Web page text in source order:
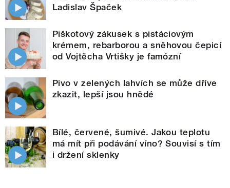
Ladislav Špaček
Piškotový zákusek s pistáciovým
krémem, rebarborou a sněhovou čepicí
od Vojtěcha Vrtišky je famózní
Pivo v zelených lahvích se může dříve
zkazit, lepší jsou hnědé
Bílé, červené, šumivé. Jakou teplotu
má mít při podávání víno? Souvisí s tím
i držení sklenky